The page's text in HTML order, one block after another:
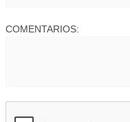
COMENTARIOS: